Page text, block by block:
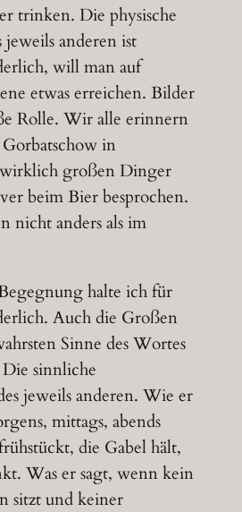
trinken. Die physische
anderen ist
will man auf
etwas erreichen. Bilder
Rolle. Wir alle erinnern
in
großen Dinger
beim Bier besprochen.
nicht anders als im
halte ich für
Auch die Großen
Sinne des Wortes
Die sinnliche
jeweils anderen. Wie er
mittags, abends
die Gabel hält,
Was er sagt, wenn kein
sitzt und keiner